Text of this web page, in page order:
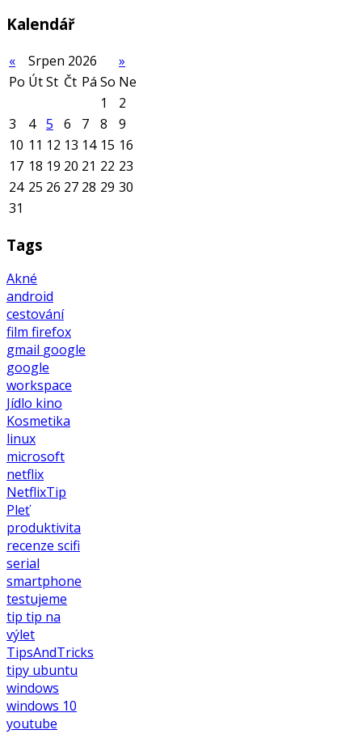
Kalendář
« Srpen 2026
»
Po ÚtSt Čt Pá So Ne
1
2
3
4 5 6 7 8
9
10 11 12 13 14 15 16
17 18 19 20 21 22 23
24 25 26 27 28 29 30
31
Tags
Akné
android
cestování
film firefox
gmail google
google
workspace
Jídlo kino
Kosmetika
linux
microsoft
netflix
NetflixTip
Pleť
produktivita
recenze scifi
serial
smartphone
testujeme
tip tip na
výlet
TipsAndTricks
tipy ubuntu
windows
windows 10
youtube